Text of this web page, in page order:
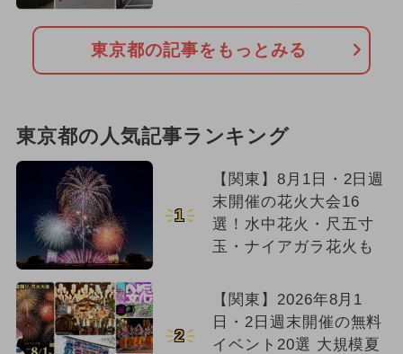
東京都の記事をもっとみる
東京都の人気記事ランキング
1
【関東】8月1日・2日週
末開催の花火大会16
選！水中花火・尺五寸
玉・ナイアガラ花火も
2
【関東】2026年8月1
日・2日週末開催の無料
イベント20選 大規模夏